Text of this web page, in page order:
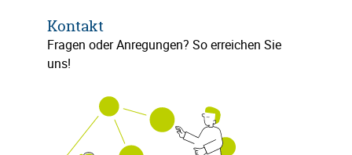
Kontakt
Fragen oder Anregungen? So erreichen Sie
uns!